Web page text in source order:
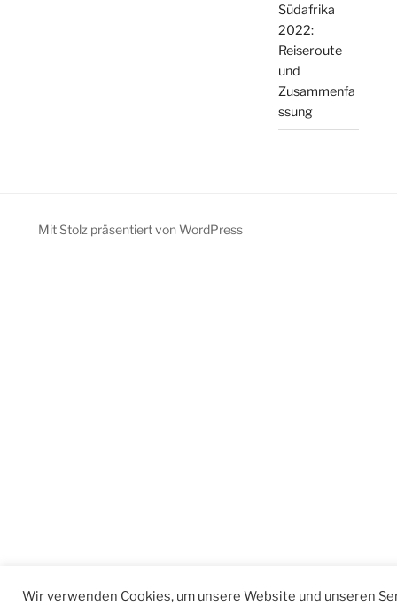
Südafrika
2022:
Reiseroute
und
Zusammenfa
ssung
Mit Stolz präsentiert von WordPress
Wir verwenden Cookies, um unsere Website und unseren